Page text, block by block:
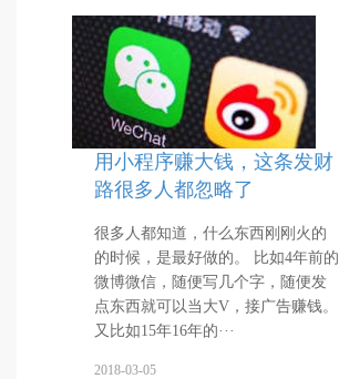
用小程序赚大钱，这条发财
路很多人都忽略了
很多人都知道，什么东西刚刚火的
的时候，是最好做的。 比如4年前的
微博微信，随便写几个字，随便发
点东西就可以当大V，接广告赚钱。
又比如15年16年的···
2018-03-05